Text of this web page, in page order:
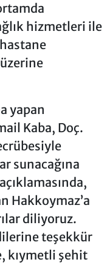
hizmetleri ile
yapan
Kaba, Doç.
sunacağına
Hakkoymaz’a
diliyoruz.
teşekkür
kıymetli şehit